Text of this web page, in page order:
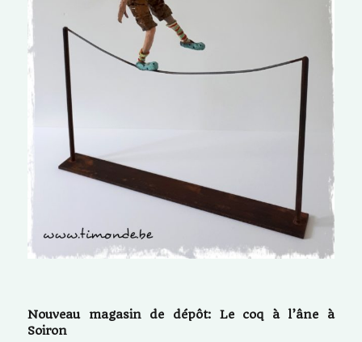
Nouveau magasin de dépôt: Le coq à l’âne à
Soiron